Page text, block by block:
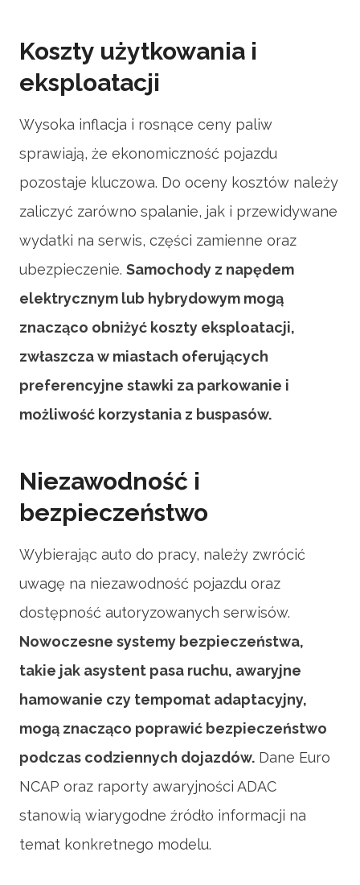
Koszty użytkowania i
eksploatacji
Wysoka inflacja i rosnące ceny paliw
sprawiają, że ekonomiczność pojazdu
pozostaje kluczowa. Do oceny kosztów należy
zaliczyć zarówno spalanie, jak i przewidywane
wydatki na serwis, części zamienne oraz
ubezpieczenie. Samochody z napędem
elektrycznym lub hybrydowym mogą
znacząco obniżyć koszty eksploatacji,
zwłaszcza w miastach oferujących
preferencyjne stawki za parkowanie i
możliwość korzystania z buspasów.
Niezawodność i
bezpieczeństwo
Wybierając auto do pracy, należy zwrócić
uwagę na niezawodność pojazdu oraz
dostępność autoryzowanych serwisów.
Nowoczesne systemy bezpieczeństwa,
takie jak asystent pasa ruchu, awaryjne
hamowanie czy tempomat adaptacyjny,
mogą znacząco poprawić bezpieczeństwo
podczas codziennych dojazdów. Dane Euro
NCAP oraz raporty awaryjności ADAC
stanowią wiarygodne źródło informacji na
temat konkretnego modelu.